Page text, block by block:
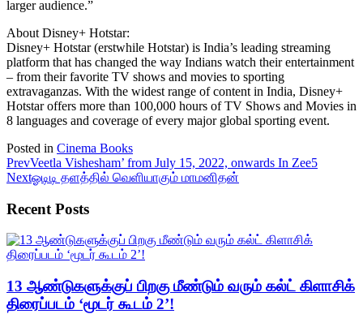
larger audience.”
About Disney+ Hotstar:
Disney+ Hotstar (erstwhile Hotstar) is India’s leading streaming
platform that has changed the way Indians watch their entertainment
– from their favorite TV shows and movies to sporting
extravaganzas. With the widest range of content in India, Disney+
Hotstar offers more than 100,000 hours of TV Shows and Movies in
8 languages and coverage of every major global sporting event.
Posted in Cinema Books
PrevVeetla Vishesham’ from July 15, 2022, onwards In Zee5
Nextஓடிடி தளத்தில் வெளியாகும் மாமனிதன்
Recent Posts
13 ஆண்டுகளுக்குப் பிறகு மீண்டும் வரும் கல்ட் கிளாசிக்
திரைப்படம் ‘மூடர் கூடம் 2’!